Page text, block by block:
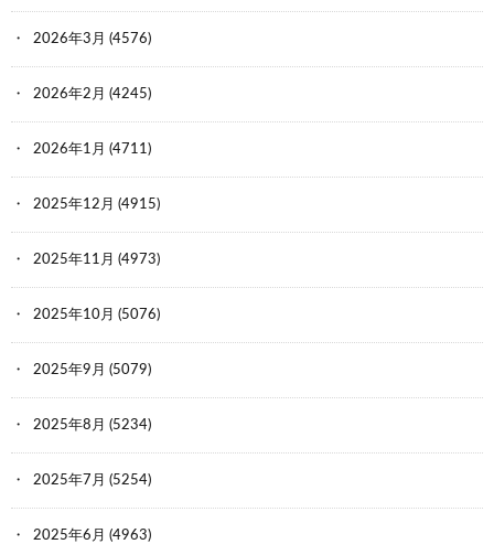
2026年3月 (4576)
2026年2月 (4245)
2026年1月 (4711)
2025年12月 (4915)
2025年11月 (4973)
2025年10月 (5076)
2025年9月 (5079)
2025年8月 (5234)
2025年7月 (5254)
2025年6月 (4963)